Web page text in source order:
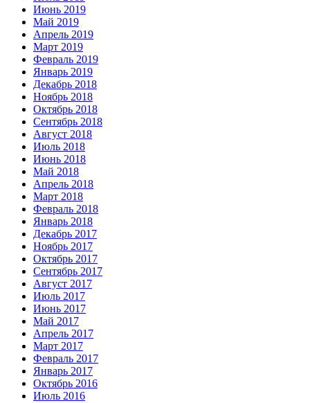
Июнь 2019
Май 2019
Апрель 2019
Март 2019
Февраль 2019
Январь 2019
Декабрь 2018
Ноябрь 2018
Октябрь 2018
Сентябрь 2018
Август 2018
Июль 2018
Июнь 2018
Май 2018
Апрель 2018
Март 2018
Февраль 2018
Январь 2018
Декабрь 2017
Ноябрь 2017
Октябрь 2017
Сентябрь 2017
Август 2017
Июль 2017
Июнь 2017
Май 2017
Апрель 2017
Март 2017
Февраль 2017
Январь 2017
Октябрь 2016
Июль 2016